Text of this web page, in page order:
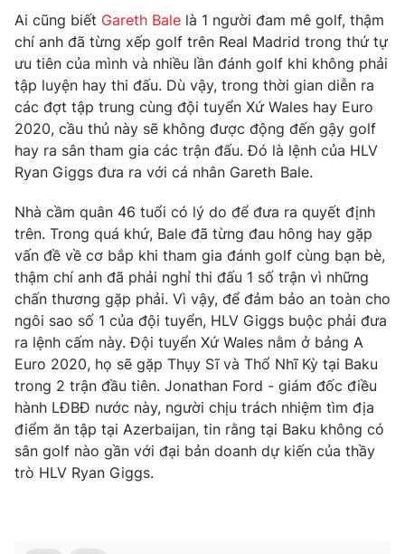
Thế giới đó đây
Câu chuyện quốc tế
Kinh tế
Tài chính
Thị trường
Góc doanh nghiệp
Dữ liệu và đời sống
Truyền hình
Phim VTV
Nhân vật
Khán giả
Giải sao mai
Giải trí
Điện ảnh
Âm nhạc
Sao
Đời sống
Du lịch
Làm đẹp
Chất lượng cuộc sống
Giáo dục
Tuyển sinh
Học trực tuyến
Công nghệ
Hitech Công nghệ tương lai
Sản phẩm
Thị trường
Tư vấn
Giao lưu trực tuyến
Lịch phát sóng
Ai cũng biết Gareth Bale là 1 người đam mê golf, thậm
chí anh đã từng xếp golf trên Real Madrid trong thứ tự
ưu tiên của mình và nhiều lần đánh golf khi không phải
tập luyện hay thi đấu. Dù vậy, trong thời gian diễn ra
các đợt tập trung cùng đội tuyển Xứ Wales hay Euro
2020, cầu thủ này sẽ không được động đến gậy golf
hay ra sân tham gia các trận đấu. Đó là lệnh của HLV
Ryan Giggs đưa ra với cá nhân Gareth Bale.
Nhà cầm quân 46 tuổi có lý do để đưa ra quyết định
trên. Trong quá khứ, Bale đã từng đau hông hay gặp
vấn đề về cơ bắp khi tham gia đánh golf cùng bạn bè,
thậm chí anh đã phải nghỉ thi đấu 1 số trận vì những
chấn thương gặp phải. Vì vậy, để đảm bảo an toàn cho
ngôi sao số 1 của đội tuyển, HLV Giggs buộc phải đưa
ra lệnh cấm này. Đội tuyển Xứ Wales nằm ở bảng A
Euro 2020, họ sẽ gặp Thụy Sĩ và Thổ Nhĩ Kỳ tại Baku
trong 2 trận đầu tiên. Jonathan Ford - giám đốc điều
hành LĐBĐ nước này, người chịu trách nhiệm tìm địa
điểm ăn tập tại Azerbaijan, tin rằng tại Baku không có
sân golf nào gần với đại bản doanh dự kiến của thầy
trò HLV Ryan Giggs.